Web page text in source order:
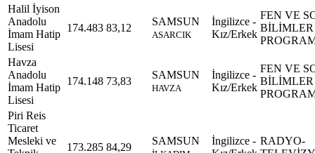
Halil İyison
Anadolu
İmam Hatip
Lisesi
174.483 83,12
SAMSUN
ASARCIK
İngilizce -
Kız/Erkek
FEN VE
BİLİMLER
Havza
Anadolu
İmam Hatip
Lisesi
174.148 73,83
SAMSUN
HAVZA
İngilizce -
Kız/Erkek
FEN VE
BİLİMLER
Piri Reis
Ticaret
Mesleki ve
173.285 84,29
SAMSUN
İngilizce - RADYO-